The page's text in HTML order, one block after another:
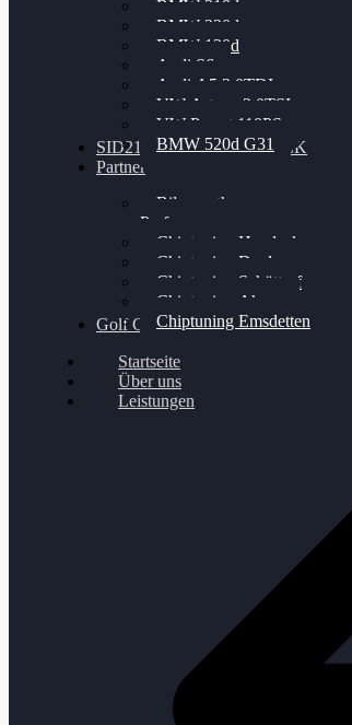
BMW 318d
BMW 320d
BMW 120d
Audi S6
Audi A5 3.0TDI
VW Arteon 2.0TSI
VW Passat 110PS
BMW 520d G31
SID212 / 212EVO UNLOCK
Partner
Bilgenroth
Performance
Chiptuning Herzlacke
Chiptuning Duelmen
Chiptuning Schüttorf
Chiptuning Ahaus
Chiptuning Emsdetten
Golf Gewinnspiel
Startseite
Über uns
Leistungen